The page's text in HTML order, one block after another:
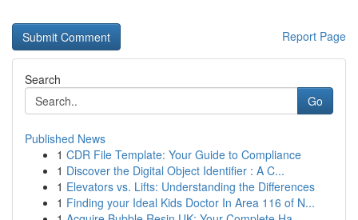
Report Page
Search
Go
Published News
1 CDR File Template: Your Guide to Compliance
1 Discover the Digital Object Identifier : A C...
1 Elevators vs. Lifts: Understanding the Differences
1 Finding your Ideal Kids Doctor In Area 116 of N...